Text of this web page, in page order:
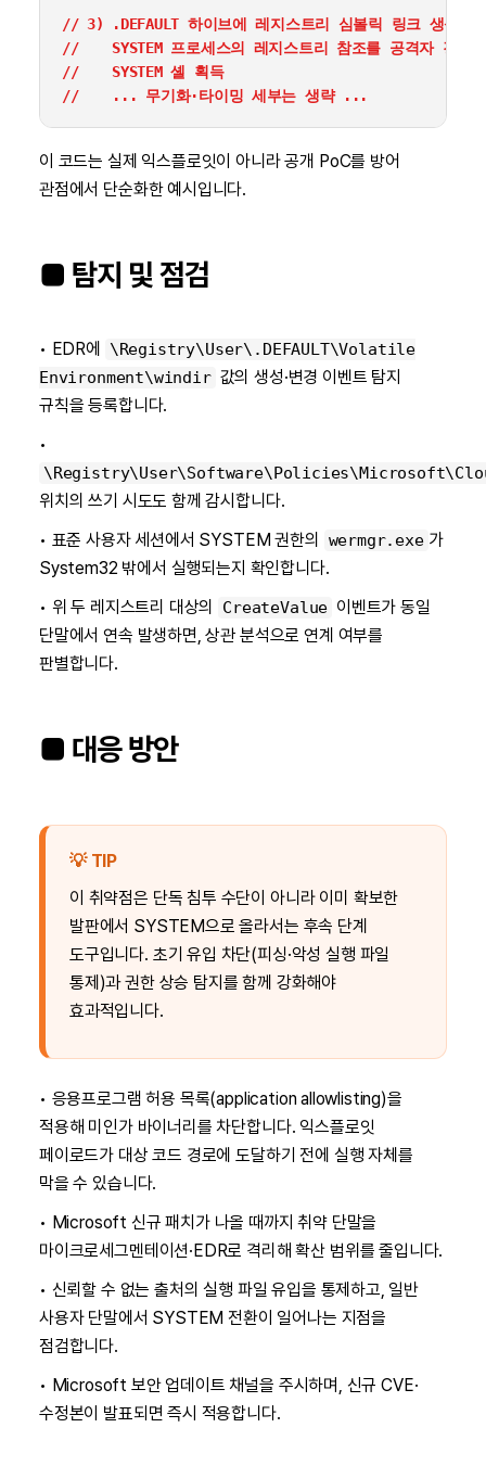
// 3) .DEFAULT 하이브에 레지스트리 심볼릭 링크 생성
//    SYSTEM 프로세스의 레지스트리 참조를 공격자 경로
//    SYSTEM 셸 획득
//    ... 무기화·타이밍 세부는 생략 ...
이 코드는 실제 익스플로잇이 아니라 공개 PoC를 방어
관점에서 단순화한 예시입니다.
■ 탐지 및 점검
• EDR에
\Registry\User\.DEFAULT\Volatile
Environment\windir 값의 생성·변경 이벤트 탐지
규칙을 등록합니다.
•
위치의 쓰기 시도도 함께 감시합니다.
• 표준 사용자 세션에서 SYSTEM 권한의
wermgr.exe 가
System32 밖에서 실행되는지 확인합니다.
• 위 두 레지스트리 대상의
CreateValue 이벤트가 동일
단말에서 연속 발생하면, 상관 분석으로 연계 여부를
판별합니다.
■ 대응 방안
💡 TIP
이 취약점은 단독 침투 수단이 아니라 이미 확보한
발판에서 SYSTEM으로 올라서는 후속 단계
도구입니다. 초기 유입 차단(피싱·악성 실행 파일
통제)과 권한 상승 탐지를 함께 강화해야
효과적입니다.
• 응용프로그램 허용 목록(application allowlisting)을
적용해 미인가 바이너리를 차단합니다. 익스플로잇
페이로드가 대상 코드 경로에 도달하기 전에 실행 자체를
막을 수 있습니다.
• Microsoft 신규 패치가 나올 때까지 취약 단말을
마이크로세그멘테이션·EDR로 격리해 확산 범위를 줄입니다.
• 신뢰할 수 없는 출처의 실행 파일 유입을 통제하고, 일반
사용자 단말에서 SYSTEM 전환이 일어나는 지점을
점검합니다.
• Microsoft 보안 업데이트 채널을 주시하며, 신규 CVE·
수정본이 발표되면 즉시 적용합니다.